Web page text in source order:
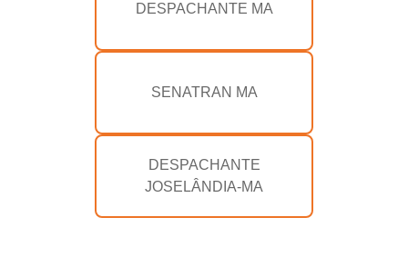
DESPACHANTE MA
SENATRAN MA
DESPACHANTE
JOSELÂNDIA-MA